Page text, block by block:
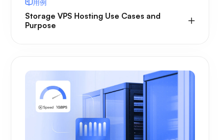
用例
Storage VPS Hosting Use Cases and
Purpose